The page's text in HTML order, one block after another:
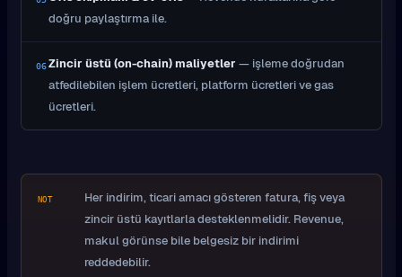
doğru paylaştırma ile.
06Zincir üstü (on-chain) maliyetler — işleme doğrudan
atfedilebilen işlem ücretleri, platform ücretleri ve gas
ücretleri.
NOT
Her indirim, ticari amacı gösteren fatura, fiş veya
zincir üstü kayıtlarla desteklenmelidir. Revenue,
makul görünse bile belgesiz bir indirimi
reddedebilir.